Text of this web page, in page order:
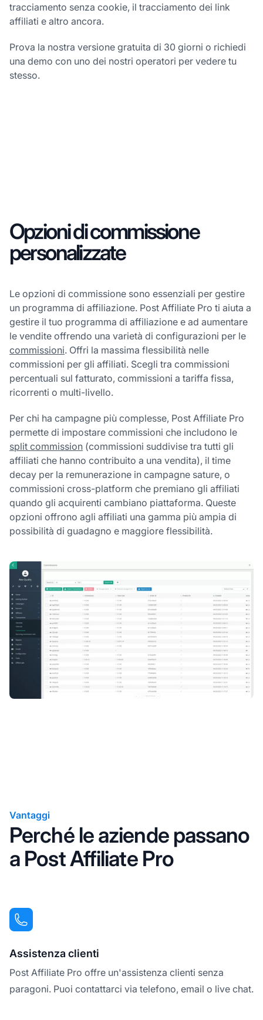
tracciamento senza cookie, il tracciamento dei link
affiliati e altro ancora.
Prova la nostra versione gratuita di 30 giorni o richiedi
una demo con uno dei nostri operatori per vedere tu
stesso.
Opzioni di commissione
personalizzate
Le opzioni di commissione sono essenziali per gestire
un programma di affiliazione. Post Affiliate Pro ti aiuta a
gestire il tuo programma di affiliazione e ad aumentare
le vendite offrendo una varietà di configurazioni per le
commissioni. Offri la massima flessibilità nelle
commissioni per gli affiliati. Scegli tra commissioni
percentuali sul fatturato, commissioni a tariffa fissa,
ricorrenti o multi-livello.
Per chi ha campagne più complesse, Post Affiliate Pro
permette di impostare commissioni che includono le
split commission (commissioni suddivise tra tutti gli
affiliati che hanno contribuito a una vendita), il time
decay per la remunerazione in campagne sature, o
commissioni cross-platform che premiano gli affiliati
quando gli acquirenti cambiano piattaforma. Queste
opzioni offrono agli affiliati una gamma più ampia di
possibilità di guadagno e maggiore flessibilità.
Vantaggi
Perché le aziende passano
a Post Affiliate Pro
Assistenza clienti
Post Affiliate Pro offre un'assistenza clienti senza
paragoni. Puoi contattarci via telefono, email o live chat.